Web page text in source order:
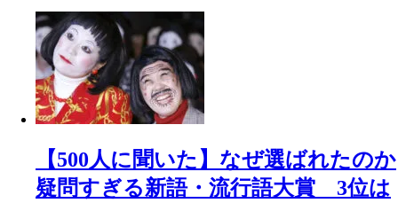
【500人に聞いた】なぜ選ばれたのか
疑問すぎる新語・流行語大賞 3位は